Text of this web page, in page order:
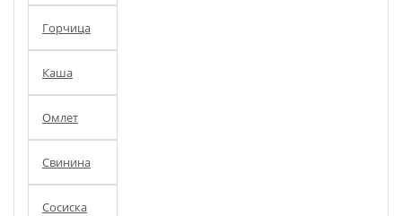
Горчица
Каша
Омлет
Свинина
Сосиска